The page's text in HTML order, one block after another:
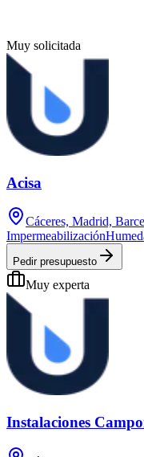
Muy solicitada
Acisa
Cáceres, Madrid,
Impermeabilización
Pedir presupuesto
Muy experta
Instalaciones